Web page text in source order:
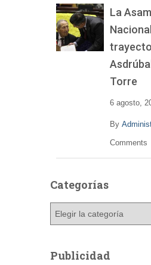
La
Torre
6 agosto,
By
Comments
Categorías
g
Publicidad